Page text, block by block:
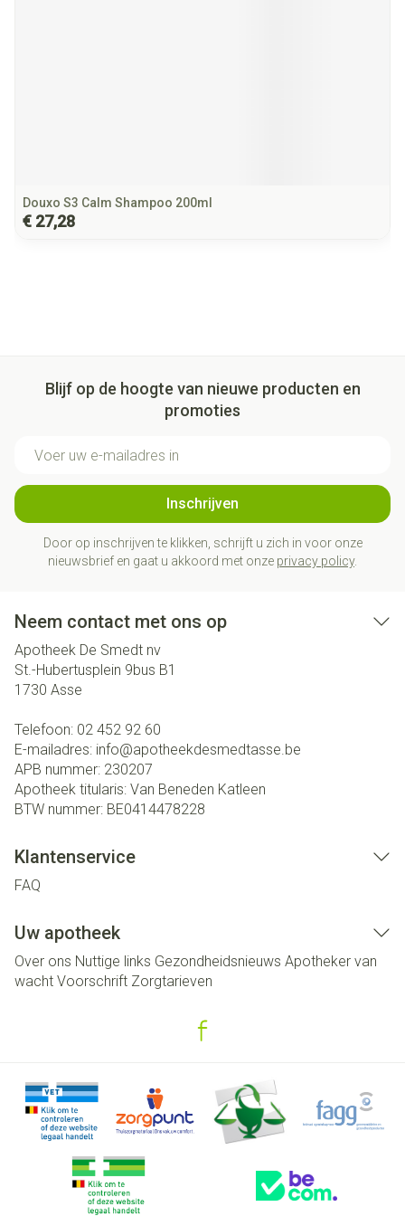
Douxo S3 Calm Shampoo 200ml
€ 27,28
Blijf op de hoogte van nieuwe producten en
promoties
Inschrijven
Door op inschrijven te klikken, schrijft u zich in voor onze
nieuwsbrief en gaat u akkoord met onze privacy policy.
Neem contact met ons op
Apotheek De Smedt nv
St.-Hubertusplein 9bus B1
1730 Asse
Telefoon: 02 452 92 60
E-mailadres: info@apotheekdesmedtasse.be
APB nummer: 230207
Apotheek titularis: Van Beneden Katleen
BTW nummer: BE0414478228
Klantenservice
FAQ
Uw apotheek
Over ons Nuttige links Gezondheidsnieuws Apotheker van
wacht Voorschrift Zorgtarieven